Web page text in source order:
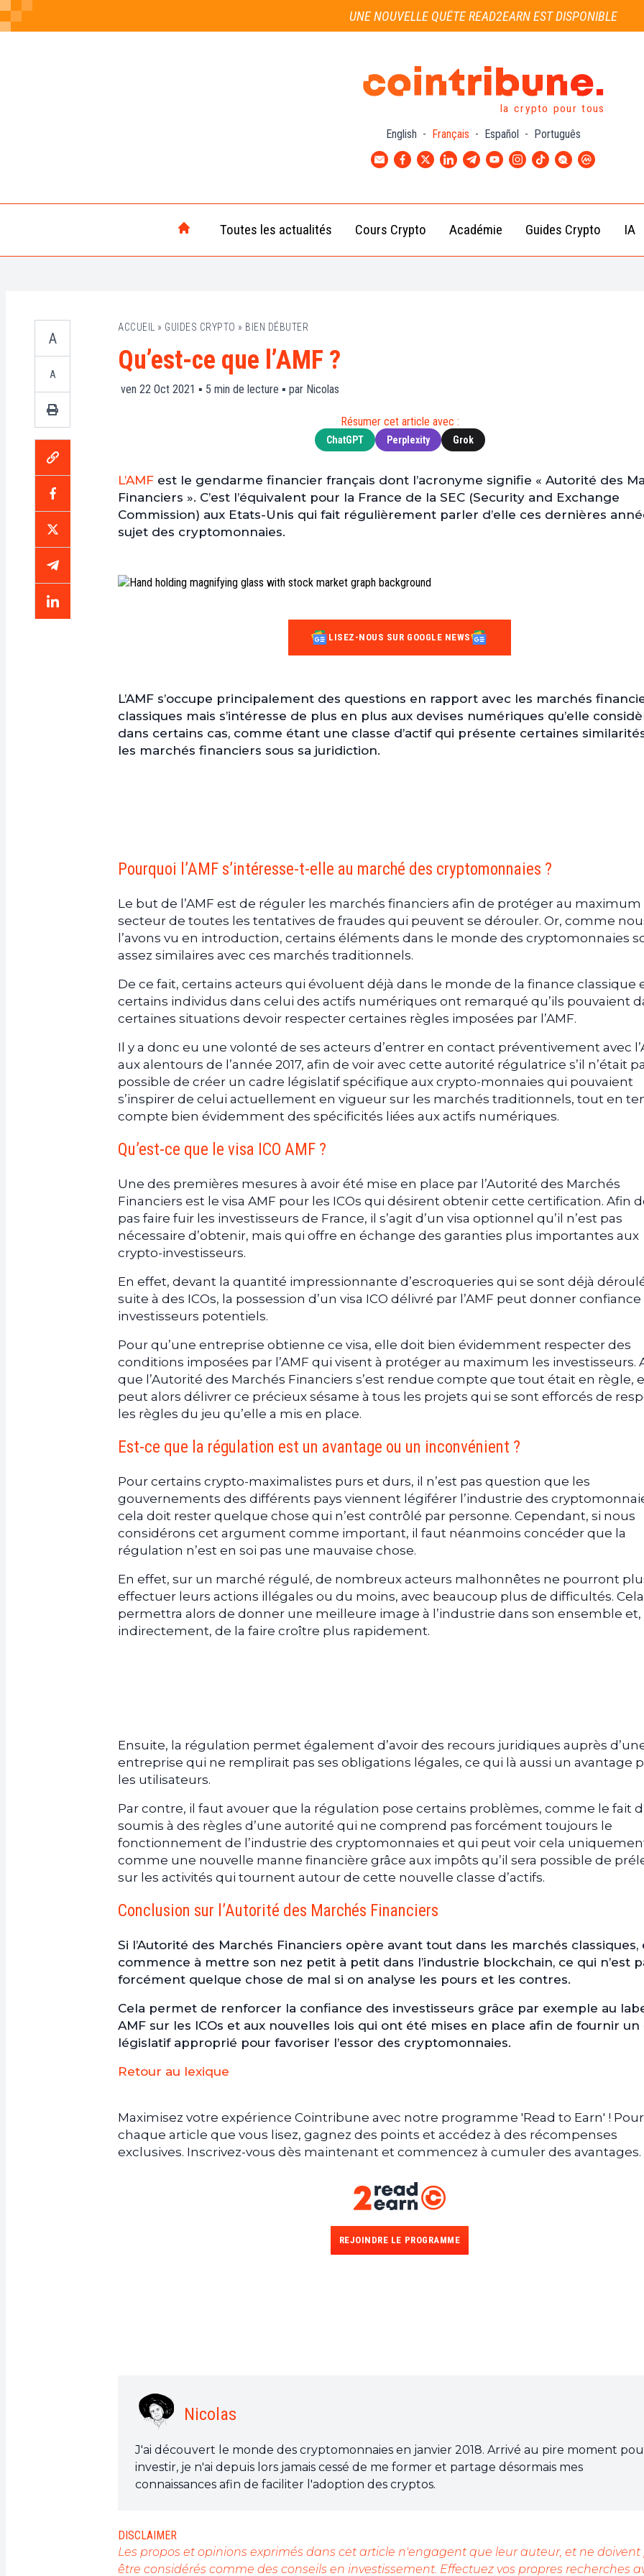
UNE NOUVELLE QUÊTE READ2EARN EST DISPONIBLE
la crypto pour tous
English - Français - Español - Português
Toutes les actualités
Crypto
Actu
People
Cours Crypto
(BTC)
Dogecoin
(DOGE)
Académie
Débutant
Intermédiaire
Guides Crypto IA
A
A
ACCUEIL » GUIDES CRYPTO » BIEN DÉBUTER
Qu’est-ce que l’AMF ?
ven 22 Oct 2021 ▪ 5 min de lecture ▪ par Nicolas
Résumer cet article avec :
ChatGPT Perplexity Grok
L’AMF est le gendarme financier français dont l’acronyme signifie « Autorité des
Financiers ». C’est l’équivalent pour la France de la SEC (Security and Exchange
Commission) aux Etats-Unis qui fait régulièrement parler d’elle ces dernières
sujet des cryptomonnaies.
LISEZ-NOUS SUR GOOGLE NEWS
L’AMF s’occupe principalement des questions en rapport avec les marchés
classiques mais s’intéresse de plus en plus aux devises numériques qu’elle
dans certains cas, comme étant une classe d’actif qui présente certaines
les marchés financiers sous sa juridiction.
Pourquoi l’AMF s’intéresse-t-elle au marché des cryptomonnaies ?
Le but de l’AMF est de réguler les marchés financiers afin de protéger au maximum
secteur de toutes les tentatives de fraudes qui peuvent se dérouler. Or, comme
l’avons vu en introduction, certains éléments dans le monde des cryptomonnaies
assez similaires avec ces marchés traditionnels.
De ce fait, certains acteurs qui évoluent déjà dans le monde de la finance classique
certains individus dans celui des actifs numériques ont remarqué qu’ils pouvaient
certaines situations devoir respecter certaines règles imposées par l’AMF.
Il y a donc eu une volonté de ses acteurs d’entrer en contact préventivement avec
aux alentours de l’année 2017, afin de voir avec cette autorité régulatrice s’il n’était
possible de créer un cadre législatif spécifique aux crypto-monnaies qui pouvaient
s’inspirer de celui actuellement en vigueur sur les marchés traditionnels, tout en
compte bien évidemment des spécificités liées aux actifs numériques.
Qu’est-ce que le visa ICO AMF ?
Une des premières mesures à avoir été mise en place par l’Autorité des Marchés
Financiers est le visa AMF pour les ICOs qui désirent obtenir cette certification. Afin
pas faire fuir les investisseurs de France, il s’agit d’un visa optionnel qu’il n’est pas
nécessaire d’obtenir, mais qui offre en échange des garanties plus importantes aux
crypto-investisseurs.
En effet, devant la quantité impressionnante d’escroqueries qui se sont déjà
suite à des ICOs, la possession d’un visa ICO délivré par l’AMF peut donner confiance
investisseurs potentiels.
Pour qu’une entreprise obtienne ce visa, elle doit bien évidemment respecter des
conditions imposées par l’AMF qui visent à protéger au maximum les investisseurs.
que l’Autorité des Marchés Financiers s’est rendue compte que tout était en règle,
peut alors délivrer ce précieux sésame à tous les projets qui se sont efforcés de
les règles du jeu qu’elle a mis en place.
Est-ce que la régulation est un avantage ou un inconvénient ?
Pour certains crypto-maximalistes purs et durs, il n’est pas question que les
gouvernements des différents pays viennent légiférer l’industrie des
cela doit rester quelque chose qui n’est contrôlé par personne. Cependant, si nous
considérons cet argument comme important, il faut néanmoins concéder que la
régulation n’est en soi pas une mauvaise chose.
En effet, sur un marché régulé, de nombreux acteurs malhonnêtes ne pourront
effectuer leurs actions illégales ou du moins, avec beaucoup plus de difficultés. Cela
permettra alors de donner une meilleure image à l’industrie dans son ensemble et,
indirectement, de la faire croître plus rapidement.
Ensuite, la régulation permet également d’avoir des recours juridiques auprès
entreprise qui ne remplirait pas ses obligations légales, ce qui là aussi un avantage
les utilisateurs.
Par contre, il faut avouer que la régulation pose certains problèmes, comme le fait
soumis à des règles d’une autorité qui ne comprend pas forcément toujours le
fonctionnement de l’industrie des cryptomonnaies et qui peut voir cela
comme une nouvelle manne financière grâce aux impôts qu’il sera possible de
sur les activités qui tournent autour de cette nouvelle classe d’actifs.
Conclusion sur l’Autorité des Marchés Financiers
Si l’Autorité des Marchés Financiers opère avant tout dans les marchés classiques,
commence à mettre son nez petit à petit dans l’industrie blockchain, ce qui n’est
forcément quelque chose de mal si on analyse les pours et les contres.
Cela permet de renforcer la confiance des investisseurs grâce par exemple au
AMF sur les ICOs et aux nouvelles lois qui ont été mises en place afin de fournir un
législatif approprié pour favoriser l’essor des cryptomonnaies.
Retour au lexique
Maximisez votre expérience Cointribune avec notre programme 'Read to Earn' ! Pour
chaque article que vous lisez, gagnez des points et accédez à des récompenses
exclusives. Inscrivez-vous dès maintenant et commencez à cumuler des avantages.
REJOINDRE LE PROGRAMME
Nicolas
J'ai découvert le monde des cryptomonnaies en janvier 2018. Arrivé au pire moment
investir, je n'ai depuis lors jamais cessé de me former et partage désormais mes
connaissances afin de faciliter l'adoption des cryptos.
DISCLAIMER
Les propos et opinions exprimés dans cet article n'engagent que leur auteur, et ne doivent
être considérés comme des conseils en investissement. Effectuez vos propres recherches